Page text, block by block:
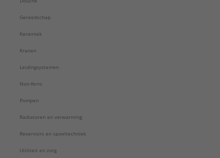
Gereedschap
Keramiek
Kranen
Leidingsystemen
Non-ferro
Pompen
Radiatoren en verwarming
Reservoirs en spoeltechniek
Utiliteit en zorg